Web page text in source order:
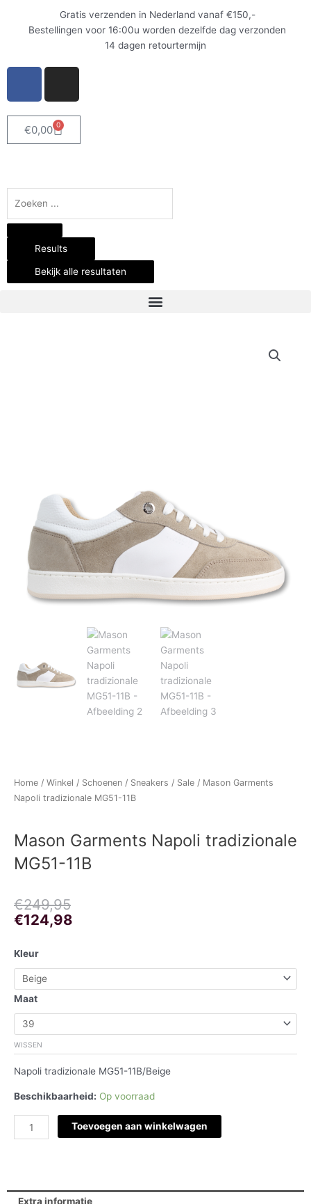
Gratis verzenden in Nederland vanaf €150,-
Bestellingen voor 16:00u worden dezelfde dag verzonden
14 dagen retourtermijn
e
b
k
-
t
a
m
€0,00 0
Winkelwagen
Results
Bekijk alle resultaten
Home / Winkel / Schoenen / Sneakers / Sale / Mason Garments
Napoli tradizionale MG51-11B
Mason Garments Napoli tradizionale
MG51-11B
€249,95
Oorspronkelijke
prijs
€249,95.
€124,98
Huidige
prijs
€124,98.
Kleur
Maat
WISSEN
Napoli tradizionale MG51-11B/Beige
Beschikbaarheid: Op voorraad
Mason
Garments
Napoli
tradizionale
MG51-
11B
aantal
Toevoegen aan winkelwagen
Extra informatie